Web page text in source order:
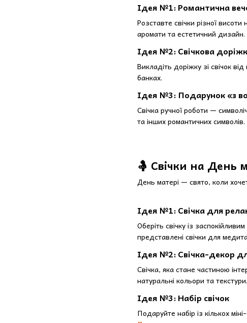
Ідея №1: Романтична
Розставте свічки різної
аромати та естетичний дизайн.
Ідея №2: Свічкова
Викладіть доріжку зі свічок
банках.
Ідея №3: Подарунок «з
Свічка ручної роботи —
та інших романтичних символів.
🤱 Свічки на День
День матері — свято, коли
Ідея №1: Свічка для
Оберіть свічку із
представлені свічки для
Ідея №2: Свічка-декор
Свічка, яка стане частиною
натуральні кольори та текстури.
Ідея №3: Набір свічок
Подаруйте набір із кількох